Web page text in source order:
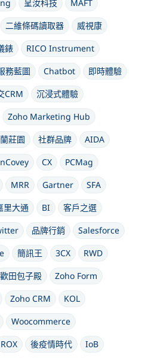
呈汝科技
MAFT
二維條碼讀取器
威視康
錶
RICO Instrument
務藍圖 Chatbot
即時體驗
CRM
沉浸式體驗
Zoho Marketing Hub
莊園 社群品牌
AIDA
CX
PCMag
MRR Gartner
SFA
里大通 BI
客戶之選
品牌行銷
Salesforce
簡訊王 3CX
RWD
歡田包子殿
Zoho Form
Zoho CRM
KOL
Woocommerce
ROX 後疫情時代
IoB